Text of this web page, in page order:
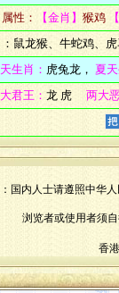
性： 【金肖】 猴鸡
：鼠龙猴、牛蛇鸡、虎
生肖： 虎兔龙， 夏
君王： 龙 虎 两大
国内人士请遵照中华
浏览者或使用者须
香